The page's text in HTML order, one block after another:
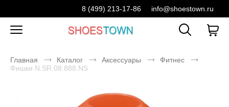
8 (499) 213-17-86 info@shoestown.ru
Главная Каталог Аксессуары
Фитнес
Фишки N.SR.08.888.NS